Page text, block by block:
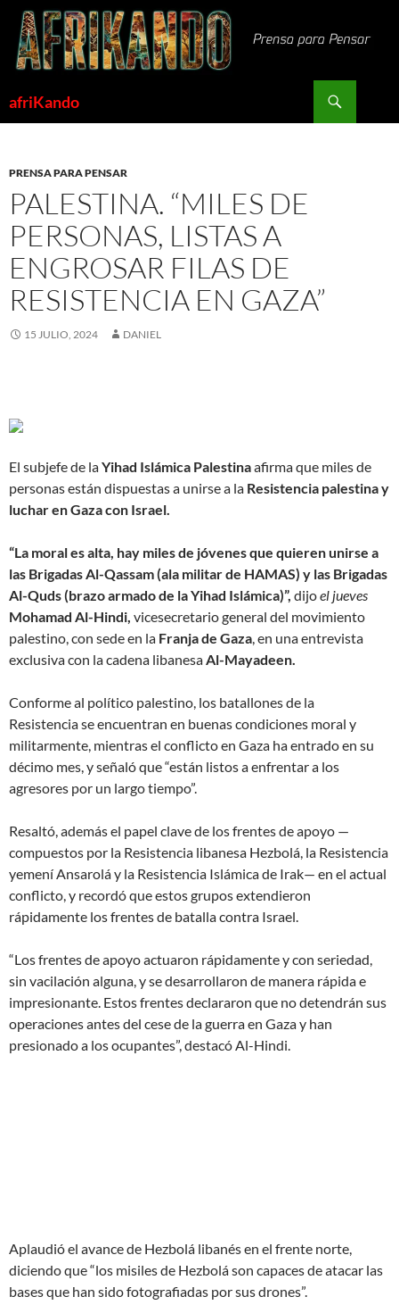
Saltar
contenido
afriKando
PRENSA PARA PENSAR
PALESTINA. “MILES DE
PERSONAS, LISTAS A
ENGROSAR FILAS DE
RESISTENCIA EN GAZA”
15 JULIO, 2024 DANIEL
El subjefe de laYihad Islámica Palestinaafirma que miles de
personas están dispuestas a unirse a la Resistencia palestina y
luchar en Gaza con Israel.
“La moral es alta, hay miles de jóvenes que quieren unirse a
las Brigadas Al-Qassam (ala militar de HAMAS) y las Brigadas
Al-Quds (brazo armado de la Yihad Islámica)”, dijoel jueves
Mohamad Al-Hindi, vicesecretario general del movimiento
palestino, con sede en la Franja de Gaza, en una entrevista
exclusiva con la cadena libanesaAl-Mayadeen.
Conforme al político palestino, los batallones de la
Resistencia se encuentran en buenas condiciones moral y
militarmente, mientras el conflicto en Gaza ha entrado en su
décimo mes, y señaló que “están listos a enfrentar a los
agresores por un largo tiempo”.
Resaltó, además el papel clave de los frentes de apoyo —
compuestos por la Resistencia libanesa Hezbolá, la Resistencia
yemení Ansarolá y la Resistencia Islámica de Irak— en el actual
conflicto, y recordó que estos grupos extendieron
rápidamente los frentes de batalla contra Israel.
“Los frentes de apoyo actuaron rápidamente y con seriedad,
sin vacilación alguna, y se desarrollaron de manera rápida e
impresionante. Estos frentes declararon que no detendrán sus
operaciones antes del cese de la guerra en Gaza y han
presionado a los ocupantes”, destacó Al-Hindi.
Aplaudió el avance de Hezbolá libanés en el frente norte,
diciendo que “los misiles de Hezbolá son capaces de atacar las
bases que han sido fotografiadas por sus drones”.